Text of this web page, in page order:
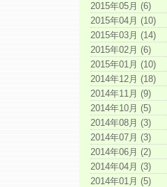
2015年05月 (6)
2015年04月 (10)
2015年03月 (14)
2015年02月 (6)
2015年01月 (10)
2014年12月 (18)
2014年11月 (9)
2014年10月 (5)
2014年08月 (3)
2014年07月 (3)
2014年06月 (2)
2014年04月 (3)
2014年01月 (5)